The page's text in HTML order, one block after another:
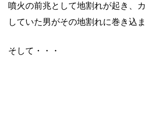
噴火の前兆として地割れが起き、
していた男がその地割れに巻き込
そして・・・